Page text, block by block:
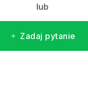
lub
Zadaj pytanie